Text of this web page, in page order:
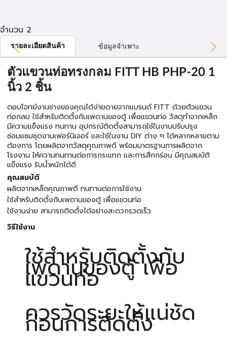
จำนวน 2
รายละเอียดสินค้า ข้อมูลจำเพาะ
ตัวแขวนท่อทรงกลม FITT HB PHP-20 1
นิ้ว 2 ชิ้น
ตอบโจทย์งานช่างของคุณได้ง่ายดายจากแบรนด์ FITT ด้วยตัวแขวน
ท่อกลม ใช้สำหรับติดตั้งกับเพดานของตู้ เพื่อแขวนท่อ วัสดุทำจากเหล็ก
มีความแข็งแรง ทนทาน อุปกรณ์ติดตั้งสามารถใช้ในงานปรับปรุง
ซ่อมแซมชุดงานเฟอร์นิเจอร์ และใช้ในงาน DIY ต่าง ๆ ได้หลากหลายตาม
ต้องการ โดยผลิตจากวัสดุคุณภาพดี พร้อมมาตรฐานการผลิตจาก
โรงงาน ให้ความทนทานต่อการกระแทก และการสึกกร่อน มีคุณสมบัติ
แข็งแรง รับน้ำหนักได้ดี
คุณสมบัติ
ผลิตจากเหล็กคุณภาพดี ทนทานต่อการใช้งาน
ใช้สำหรับติดตั้งกับเพดานของตู้ เพื่อแขวนท่อ
ใช้งานง่าย สามารถติดตั้งได้อย่างสะดวกรวดเร็ว
วิธีใช้งาน
ใช้สำหรับติดตั้งกับ
เพดานของตู้ เพื่อ
แขวนท่อ
ควรวัดระยะให้แน่ชัด
ก่อนการติดตั้ง